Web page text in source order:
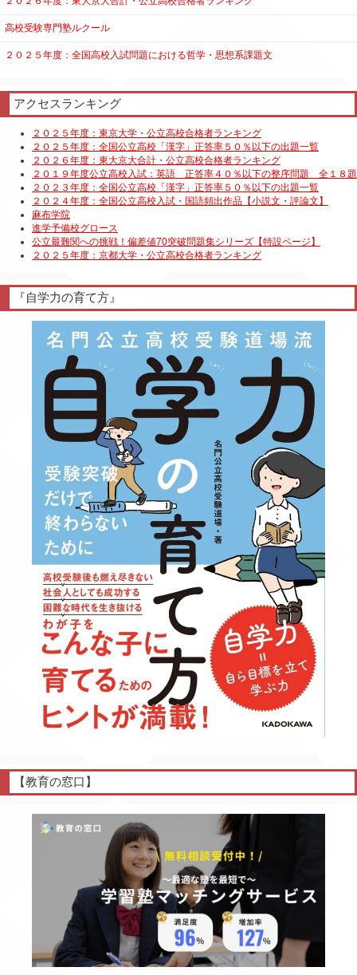
高校受験専門塾ルクール
２０２５年度：全国高校入試問題における哲学・思想系課題文
アクセスランキング
『自学力の育て方』
【教育の窓口】